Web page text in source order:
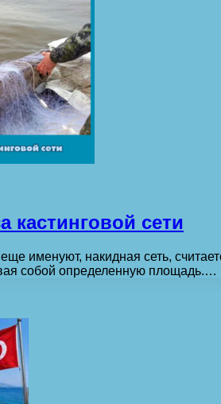
кастинговой сети
еще именуют, накидная сеть,
собой определенную площадь.…